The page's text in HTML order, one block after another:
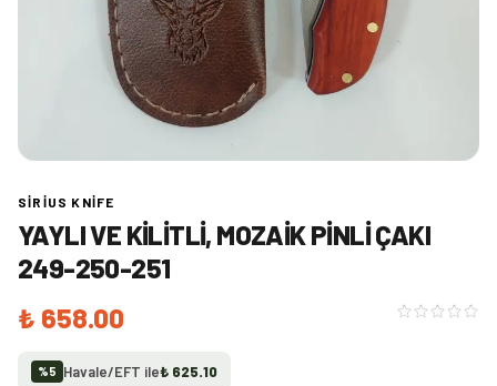
SIRIUS KNIFE
YAYLI VE KILITLI, MOZAIK PINLI ÇAKI
249-250-251
₺ 658.00
%5 Havale/EFT ile₺ 625.10